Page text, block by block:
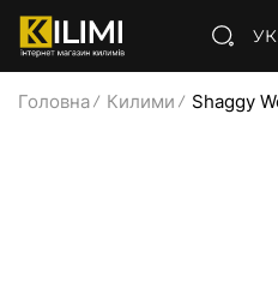
Головна Килими Shaggy